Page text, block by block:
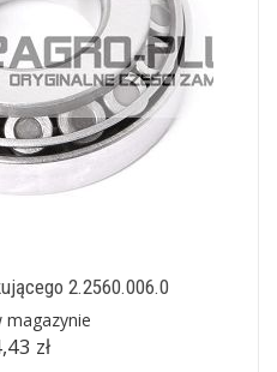
2.2560.006.0
magazynie
zł